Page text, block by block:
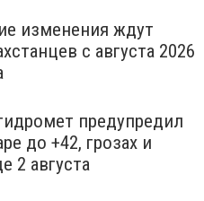
изменения ждут
с августа 2026
предупредил
до +42, грозах и
2 августа